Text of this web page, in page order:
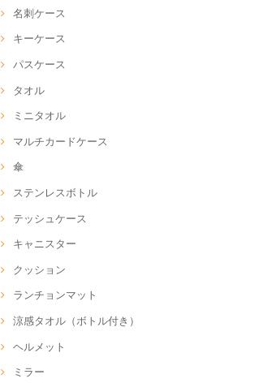
名刺ケース
キーケース
パスケース
タオル
ミニタオル
マルチカードケース
傘
ステンレスボトル
テッシュケース
キャニスター
クッション
ランチョンマット
涼感タオル（ボトル付き）
ヘルメット
ミラー